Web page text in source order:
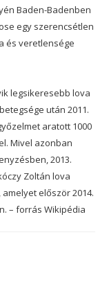
Baden-Badenben
egy szerencsétlen
és veretlensége
legsikeresebb lova
után 2011.
aratott 1000
Mivel azonban
2013.
Zoltán lova
először 2014.
– forrás Wikipédia